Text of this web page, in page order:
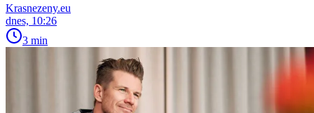
Krasnezeny.eu
dnes, 10:26
3 min